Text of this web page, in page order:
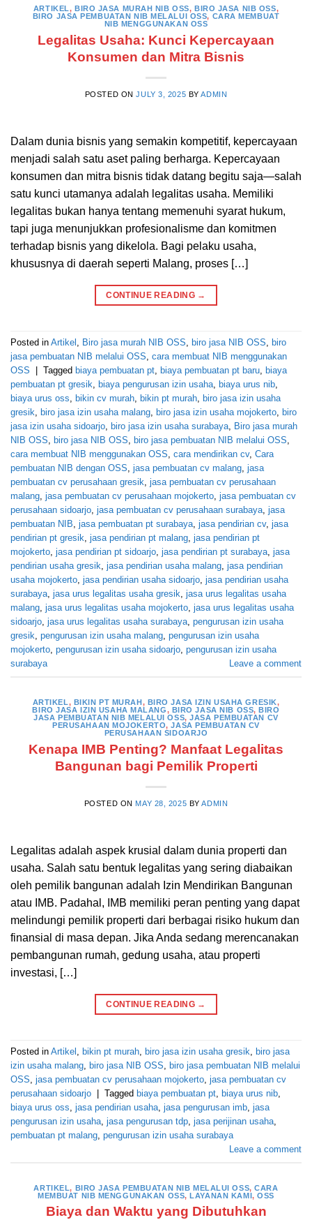
ARTIKEL, BIRO JASA MURAH NIB OSS, BIRO JASA NIB OSS,
BIRO JASA PEMBUATAN NIB MELALUI OSS, CARA MEMBUAT
NIB MENGGUNAKAN OSS
Legalitas Usaha: Kunci Kepercayaan
Konsumen dan Mitra Bisnis
POSTED ONJULY 3, 2025 BYADMIN
Dalam dunia bisnis yang semakin kompetitif, kepercayaan
menjadi salah satu aset paling berharga. Kepercayaan
konsumen dan mitra bisnis tidak datang begitu saja—salah
satu kunci utamanya adalah legalitas usaha. Memiliki
legalitas bukan hanya tentang memenuhi syarat hukum,
tapi juga menunjukkan profesionalisme dan komitmen
terhadap bisnis yang dikelola. Bagi pelaku usaha,
khususnya di daerah seperti Malang, proses […]
CONTINUE READING →
Posted in Artikel , Biro jasa murah NIB OSS, biro jasa NIB OSS, biro
jasa pembuatan NIB melalui OSS, cara membuat NIB menggunakan
OSS
Tagged biaya pembuatan pt, biaya pembuatan pt baru, biaya
pembuatan pt gresik, biaya pengurusan izin usaha, biaya urus nib,
biaya urus oss, bikin cv murah, bikin pt murah, biro jasa izin usaha
gresik, biro jasa izin usaha malang, biro jasa izin usaha mojokerto, biro
jasa izin usaha sidoarjo, biro jasa izin usaha surabaya, Biro jasa murah
NIB OSS, biro jasa NIB OSS, biro jasa pembuatan NIB melalui OSS,
cara membuat NIB menggunakan OSS, cara mendirikan cv, Cara
pembuatan NIB dengan OSS, jasa pembuatan cv malang, jasa
pembuatan cv perusahaan gresik, jasa pembuatan cv perusahaan
malang, jasa pembuatan cv perusahaan mojokerto, jasa pembuatan cv
perusahaan sidoarjo, jasa pembuatan cv perusahaan surabaya, jasa
pembuatan NIB, jasa pembuatan pt surabaya, jasa pendirian cv, jasa
pendirian pt gresik, jasa pendirian pt malang, jasa pendirian pt
mojokerto, jasa pendirian pt sidoarjo, jasa pendirian pt surabaya, jasa
pendirian usaha gresik, jasa pendirian usaha malang, jasa pendirian
usaha mojokerto, jasa pendirian usaha sidoarjo, jasa pendirian usaha
surabaya, jasa urus legalitas usaha gresik, jasa urus legalitas usaha
malang, jasa urus legalitas usaha mojokerto, jasa urus legalitas usaha
sidoarjo, jasa urus legalitas usaha surabaya, pengurusan izin usaha
gresik, pengurusan izin usaha malang, pengurusan izin usaha
mojokerto, pengurusan izin usaha sidoarjo, pengurusan izin usaha
surabaya
Leave a comment
ARTIKEL, BIKIN PT MURAH, BIRO JASA IZIN USAHA GRESIK,
BIRO JASA IZIN USAHA MALANG, BIRO JASA NIB OSS,BIRO
JASA PEMBUATAN NIB MELALUI OSS,JASA PEMBUATAN CV
PERUSAHAAN MOJOKERTO,JASA PEMBUATAN CV
PERUSAHAAN SIDOARJO
Kenapa IMB Penting? Manfaat Legalitas
Bangunan bagi Pemilik Properti
POSTED ON MAY 28, 2025 BYADMIN
Legalitas adalah aspek krusial dalam dunia properti dan
usaha. Salah satu bentuk legalitas yang sering diabaikan
oleh pemilik bangunan adalah Izin Mendirikan Bangunan
atau IMB. Padahal, IMB memiliki peran penting yang dapat
melindungi pemilik properti dari berbagai risiko hukum dan
finansial di masa depan. Jika Anda sedang merencanakan
pembangunan rumah, gedung usaha, atau properti
investasi, […]
CONTINUE READING →
Posted in Artikel bikin pt murah biro jasa izin usaha gresik
biro jasa
izin usaha malang
biro jasa NIB OSS
biro jasa pembuatan NIB melalui
OSS jasa pembuatan cv perusahaan mojokerto jasa pembuatan cv
perusahaan sidoarjo
Tagged biaya pembuatan pt biaya urus nib
biaya urus oss jasa pendirian usaha jasa pengurusan imb jasa
pengurusan izin usaha jasa pengurusan tdp jasa perijinan usaha
pembuatan pt malang pengurusan izin usaha surabaya
Leave a comment
ARTIKEL, BIRO JASA PEMBUATAN NIB MELALUI OSS,CARA
MEMBUAT NIB MENGGUNAKAN OSS,LAYANAN KAMI,OSS
Biaya dan Waktu yang Dibutuhkan